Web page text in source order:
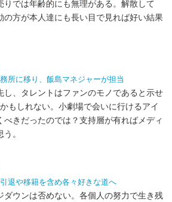
りでは年齢的にも無理がある。解散して
の方が本人達にも長い目で見れば好い結果
所に移り、飯島マネジャーが担当
し、タレントはファンのモノであると示せ
もしれない。小劇場で会いに行けるアイ
べきだったのでは？支持層が有ればメディ
。
退や移籍を含め各々好きな道へ
ダウンは否めない。各個人の努力で生き残